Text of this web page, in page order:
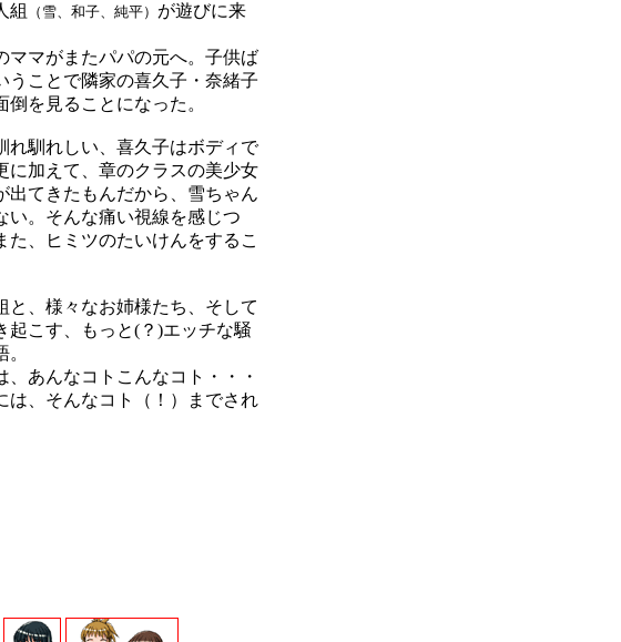
組
（雪、和子、純平） が遊びに来
ママがまたパパの元へ。子供ば
うことで隣家の喜久子・奈緒子
倒を見ることになった。
れ馴れしい、喜久子はボディで
に加えて、章のクラスの美少女
出てきたもんだから、雪ちゃん
い。そんな痛い視線を感じつ
た、ヒミツのたいけんをするこ
と、様々なお姉様たち、そして
起こす、もっと(？)エッチな騒
、あんなコトこんなコト・・・
は、そんなコト（！）までされ